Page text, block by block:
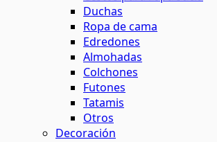
Duchas
Ropa de cama
Edredones
Almohadas
Colchones
Futones
Tatamis
Otros
Decoración